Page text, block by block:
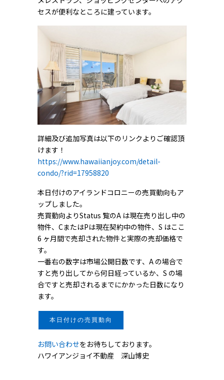
セスが便利なところに建っています。
詳細及び追加写真は以下のリンクよりご確認頂
けます！
https://www.hawaiianjoy.com/detail-
condo/?rid=17958820
本日付けのアイランドコロニーの売買動向もア
ップしました。
売買動向よりStatus 覧のA は現在売り出し中の
物件、CまたはPは現在契約中の物件、S はここ
6 ヶ月間で売却された物件と実際の売却価格で
す。
一番右の数字は市場公開日数です、A の場合で
すと売り出してから何日経っているか、S の場
合ですと売却されるまでにかかった日数になり
ます。
本日付けの売買動向
お問い合わせをお待ちしております。
ハワイアンジョイ不動産 深山博史